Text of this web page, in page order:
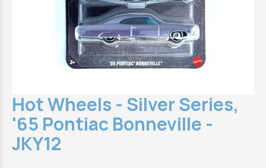
Hot Wheels - Silver Series,
'65 Pontiac Bonneville -
JKY12